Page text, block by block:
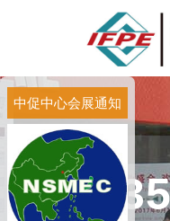
第
中促中心会展通知